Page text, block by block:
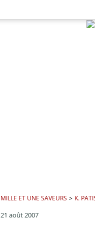
MILLE ET UNE SAVEURS > K.
21 août 2007